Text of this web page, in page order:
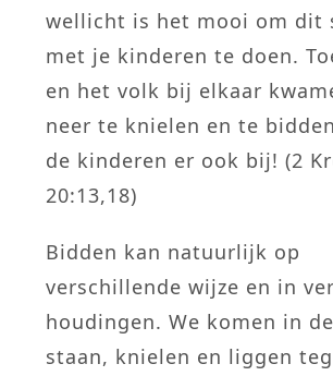
wellicht is het mooi om dit
met je kinderen te doen.
en het volk bij elkaar
neer te knielen en te
de kinderen er ook bij! (2
20:13,18)
Bidden kan natuurlijk op
verschillende wijze en in
houdingen. We komen in
staan, knielen en liggen